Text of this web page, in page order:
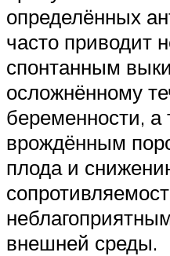
определённых
часто приводит
спонтанным
осложнённому
беременности, а
врождённым
плода и
внешней среды.